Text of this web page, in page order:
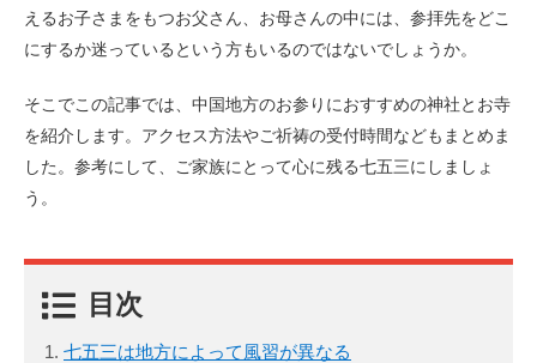
えるお子さまをもつお父さん、お母さんの中には、参拝先をどこ
にするか迷っているという方もいるのではないでしょうか。
そこでこの記事では、中国地方のお参りにおすすめの神社とお寺
を紹介します。アクセス方法やご祈祷の受付時間などもまとめま
した。参考にして、ご家族にとって心に残る七五三にしましょ
う。
目次
七五三は地方によって風習が異なる